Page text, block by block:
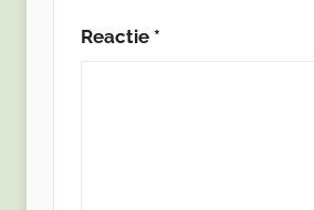
Reactie *